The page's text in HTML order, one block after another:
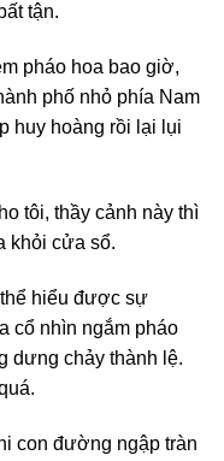
tận.
pháo hoa bao giờ,
phố nhỏ phía Nam
huy hoàng rồi lại lụi
tôi, thầy cảnh này thì
khỏi cửa sổ.
hiểu được sự
cổ nhìn ngắm pháo
dưng chảy thành lệ.
con đường ngập tràn